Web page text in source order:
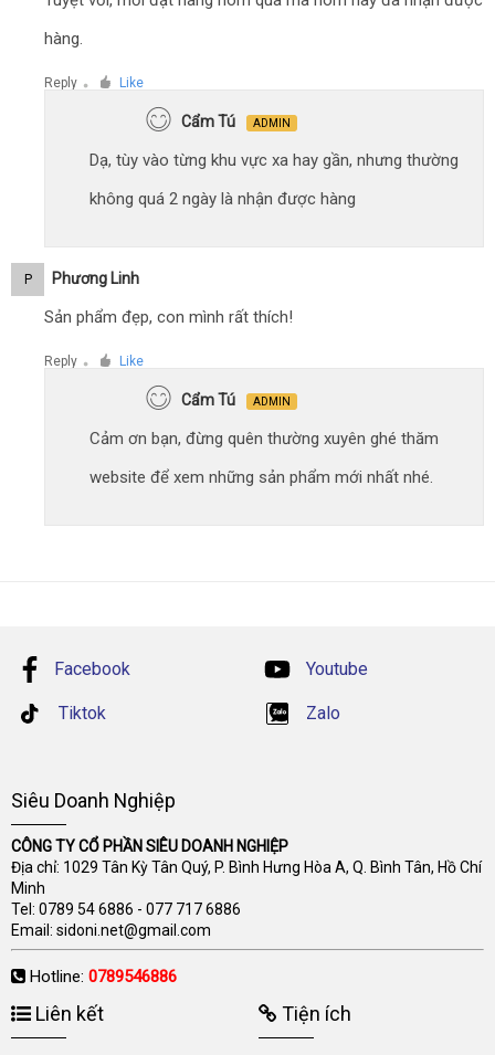
hàng.
Reply ● Like
Cẩm Tú ADMIN
Dạ, tùy vào từng khu vực xa hay gần, nhưng thường
không quá 2 ngày là nhận được hàng
P Phương Linh
Sản phẩm đẹp, con mình rất thích!
Reply ● Like
Cẩm Tú ADMIN
Cảm ơn bạn, đừng quên thường xuyên ghé thăm
website để xem những sản phẩm mới nhất nhé.
Facebook Youtube
Tiktok Zalo
Siêu Doanh Nghiệp
CÔNG TY CỔ PHẦN SIÊU DOANH NGHIỆP
Địa chỉ: 1029 Tân Kỳ Tân Quý, P. Bình Hưng Hòa A, Q. Bình Tân, Hồ Chí
Minh
Tel: 0789 54 6886 - 077 717 6886
Email: sidoni.net@gmail.com
Hotline: 0789546886
Liên kết Tiện ích